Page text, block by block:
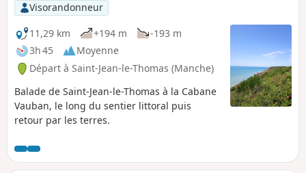
Visorandonneur
11,29 km
+194 m
-193 m
3h 45
Moyenne
Départ à Saint-Jean-le-Thomas (Manche)
Balade de Saint-Jean-le-Thomas à la Cabane
Vauban, le long du sentier littoral puis
retour par les terres.